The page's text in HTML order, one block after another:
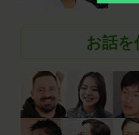
お話を